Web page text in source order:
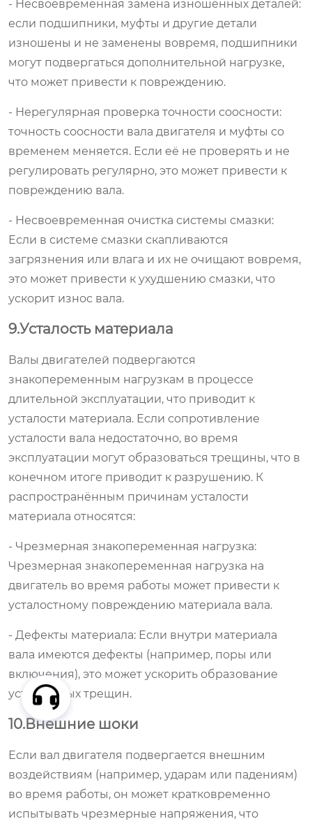
- Несвоевременная замена изношенных деталей:
если подшипники, муфты и другие детали
изношены и не заменены вовремя, подшипники
могут подвергаться дополнительной нагрузке,
что может привести к повреждению.
- Нерегулярная проверка точности соосности:
точность соосности вала двигателя и муфты со
временем меняется. Если её не проверять и не
регулировать регулярно, это может привести к
повреждению вала.
- Несвоевременная очистка системы смазки:
Если в системе смазки скапливаются
загрязнения или влага и их не очищают вовремя,
это может привести к ухудшению смазки, что
ускорит износ вала.
9.Усталость материала
Валы двигателей подвергаются
знакопеременным нагрузкам в процессе
длительной эксплуатации, что приводит к
усталости материала. Если сопротивление
усталости вала недостаточно, во время
эксплуатации могут образоваться трещины, что в
конечном итоге приводит к разрушению. К
распространённым причинам усталости
материала относятся:
- Чрезмерная знакопеременная нагрузка:
Чрезмерная знакопеременная нагрузка на
двигатель во время работы может привести к
усталостному повреждению материала вала.
- Дефекты материала: Если внутри материала
вала имеются дефекты (например, поры или
включения), это может ускорить образование
усталостных трещин.
10.Внешние шоки
Если вал двигателя подвергается внешним
воздействиям (например, ударам или падениям)
во время работы, он может кратковременно
испытывать чрезмерные напряжения, что